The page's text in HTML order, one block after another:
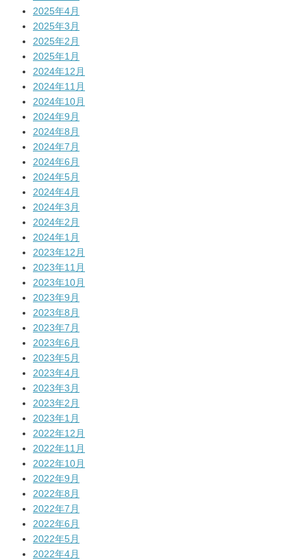
2025年4月
2025年3月
2025年2月
2025年1月
2024年12月
2024年11月
2024年10月
2024年9月
2024年8月
2024年7月
2024年6月
2024年5月
2024年4月
2024年3月
2024年2月
2024年1月
2023年12月
2023年11月
2023年10月
2023年9月
2023年8月
2023年7月
2023年6月
2023年5月
2023年4月
2023年3月
2023年2月
2023年1月
2022年12月
2022年11月
2022年10月
2022年9月
2022年8月
2022年7月
2022年6月
2022年5月
2022年4月